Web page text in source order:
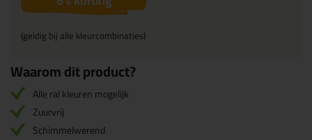
(geldig bij alle kleurcombinaties)
Waarom dit product?
Alle ral kleuren mogelijk
Zuurvrij
Schimmelwerend